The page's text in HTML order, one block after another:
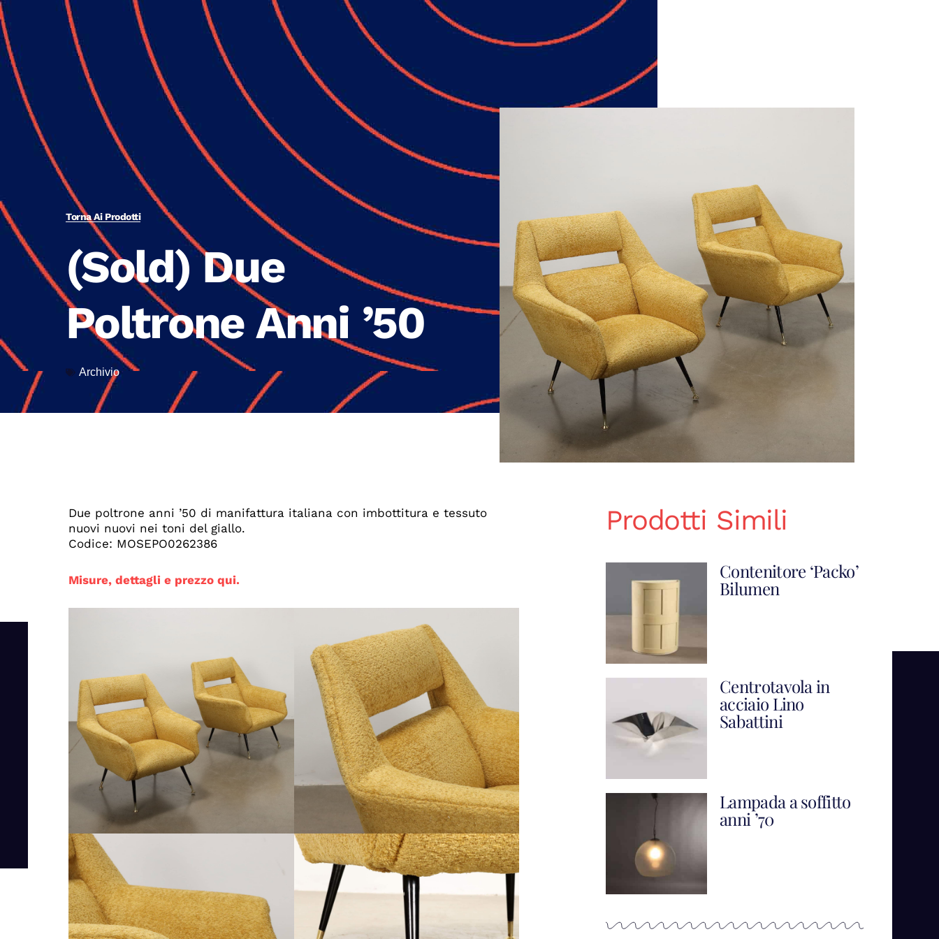
Torna Ai Prodotti
(Sold) Due
Poltrone Anni ’50
Archivio
Due poltrone anni ’50 di manifattura italiana con imbottitura e tessuto
nuovi nuovi nei toni del giallo.
Codice: MOSEPO0262386
Misure, dettagli e prezzo qui.
Prodotti Simili
Contenitore ‘Packo’
Bilumen
Centrotavola in
acciaio Lino
Sabattini
Lampada a soffitto
anni ’70